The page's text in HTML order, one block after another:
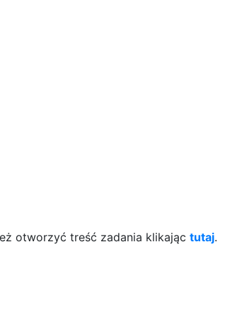
otworzyć treść zadania klikając tutaj.